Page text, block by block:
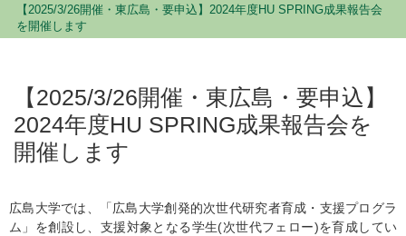
【2025/3/26開催・東広島・要申込】2024年度HU SPRING成果報告会
を開催します
【2025/3/26開催・東広島・要申込】
2024年度HU SPRING成果報告会を
開催します
広島大学では、「広島大学創発的次世代研究者育成・支援プログラ
ム」を創設し、支援対象となる学生(次世代フェロー)を育成してい